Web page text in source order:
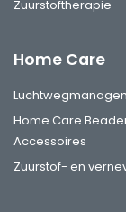
Zuurstoftherapie
Home Care
Home Care
Accessoires
Zuurstof- en